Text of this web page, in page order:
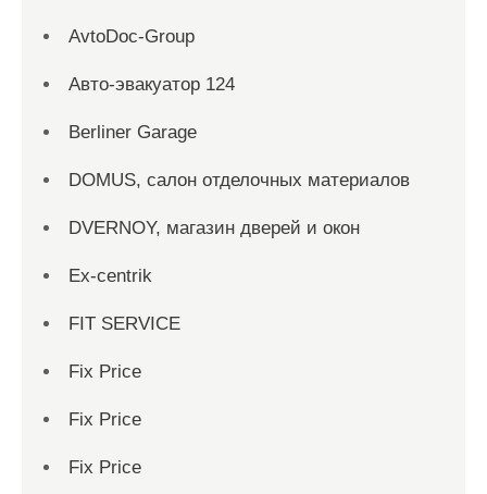
AvtoDoc-Group
Aвто-эвакуатор 124
Berliner Garage
DOMUS, салон отделочных материалов
DVERNOY, магазин дверей и окон
Ex-centrik
FIT SERVICE
Fix Price
Fix Price
Fix Price